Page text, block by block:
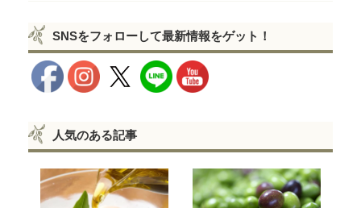
SNSをフォローして最新情報をゲット！
人気のある記事